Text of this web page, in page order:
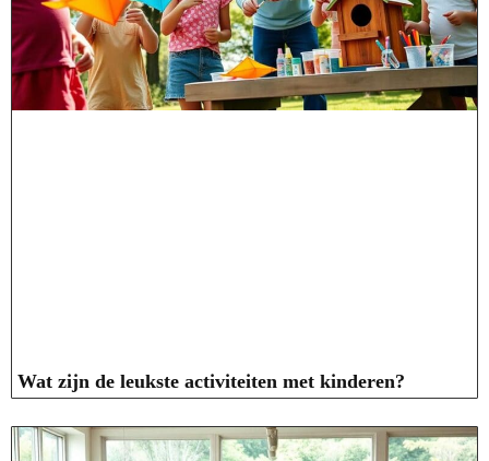
Wat zijn de leukste activiteiten met kinderen?